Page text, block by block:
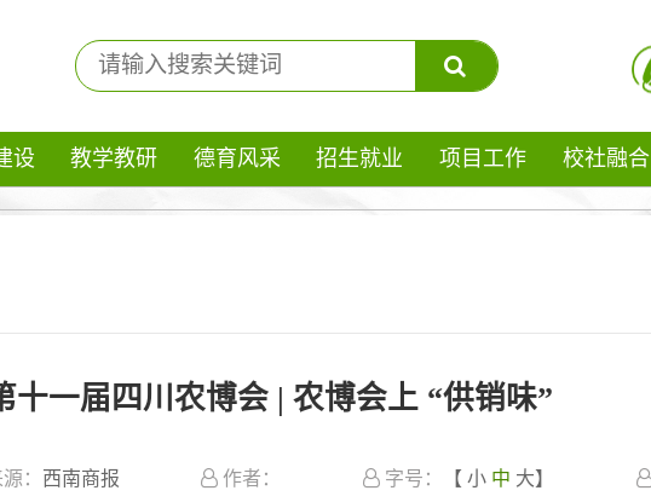
设 教学教研 德育风采 招生就业 项目工作 校社融合
十一届四川农博会 | 农博会上 “供销味”
： 西南商报 作者： 字号： 【小 中 大】